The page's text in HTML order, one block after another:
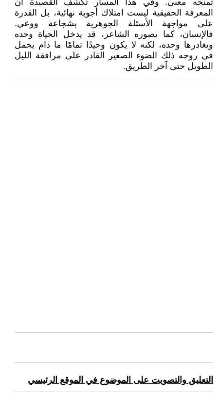
تمنحه معنى. وفي هذا المسار تكشف القصيدة أن
المعرفة الحقيقية ليست امتلاك أجوبة نهائية، بل القدرة
على مواجهة الأسئلة الجوهرية بشجاعة ووعي.
فالإنسان، كما يصوره الشاعر، قد يدخل الحياة وحده
ويغادرها وحده، لكنه لا يكون وحيدًا تمامًا ما دام يحمل
في روحه ذلك الضوء الصغير القادر على مرافقة الليل
الطويل حتى آخر الطريق.
التعليق والتصويت على الموضوع في الموقع الرئيسي